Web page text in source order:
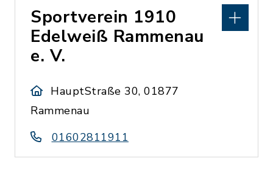
Sportverein 1910
Edelweiß Rammenau
e. V.
HauptStraße 30, 01877
Rammenau
01602811911